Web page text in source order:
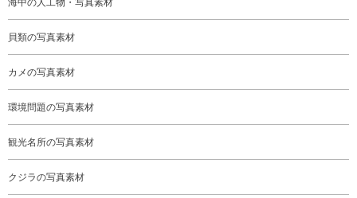
海中の人工物・写真素材
貝類の写真素材
カメの写真素材
環境問題の写真素材
観光名所の写真素材
クジラの写真素材